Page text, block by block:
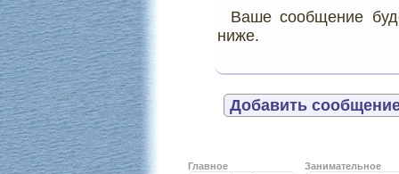
Ваше сообщение
ниже.
Добавить
Главное
Занимательное